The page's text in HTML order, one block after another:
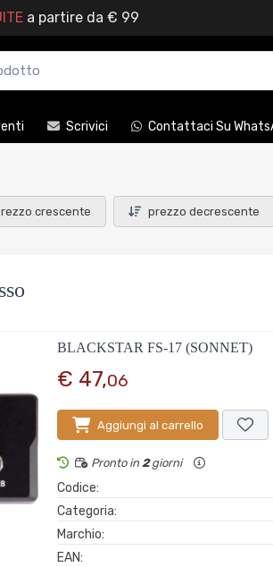
a partire da € 99
Scrivici Contattaci Su
crescente prezzo decrescente
BLACKSTAR FS-17 (SONNET)
€ 47,06
Aggiungi al carrello
Pronto in 2giorni
Codice:
Categoria:
Marchio:
EAN: